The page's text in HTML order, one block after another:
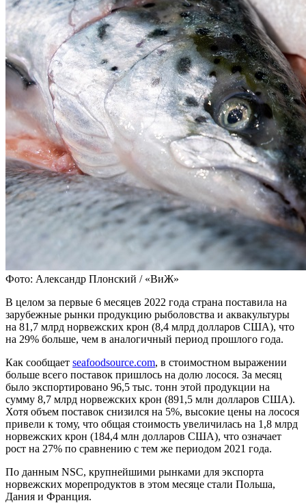
Фото: Александр Плонский / «ВиЖ»
В целом за первые 6 месяцев 2022 года страна поставила на
зарубежные рынки продукцию рыболовства и аквакультуры
на 81,7 млрд норвежских крон (8,4 млрд долларов США), что
на 29% больше, чем в аналогичный период прошлого года.
Как сообщает seafoodsource.com, в стоимостном выражении
больше всего поставок пришлось на долю лосося. За месяц
было экспортировано 96,5 тыс. тонн этой продукции на
сумму 8,7 млрд норвежских крон (891,5 млн долларов США).
Хотя объем поставок снизился на 5%, высокие цены на лосося
привели к тому, что общая стоимость увеличилась на 1,8 млрд
норвежских крон (184,4 млн долларов США), что означает
рост на 27% по сравнению с тем же периодом 2021 года.
По данным NSC, крупнейшими рынками для экспорта
норвежских морепродуктов в этом месяце стали Польша,
Дания и Франция.